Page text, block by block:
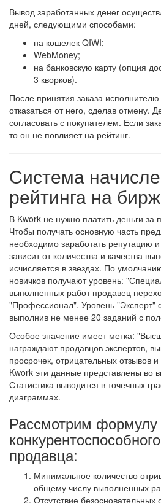
Вывод заработанных денег
дней, следующими способами:
на кошелек QIWI;
WebMoney;
на банковскую карту (опция
3 кворков).
После принятия заказа
отказаться от него, сделав отмену.
согласовать с покупателем. Если
то он не повлияет на рейтинг.
Система
рейтинга на
В Kwork не нужно платить деньги за
Чтобы получать основную часть
необходимо заработать репутацию
зависит от количества и качества
исчисляется в звездах. По
новичков получают уровень:
выполненных работ продавец
"Профессионал". Уровень
выполнив не менее 20 заданий с
Особое значение имеет метка:
награждают продавцов экспертов,
просрочек, отрицательных отзывов
Kwork эти данные представлены во
Статистика выводится в точечных
диаграммах.
Рассмотрим формулу
продавца:
Минимальное количество
общему числу выполненных
Отсутствие безосновательных